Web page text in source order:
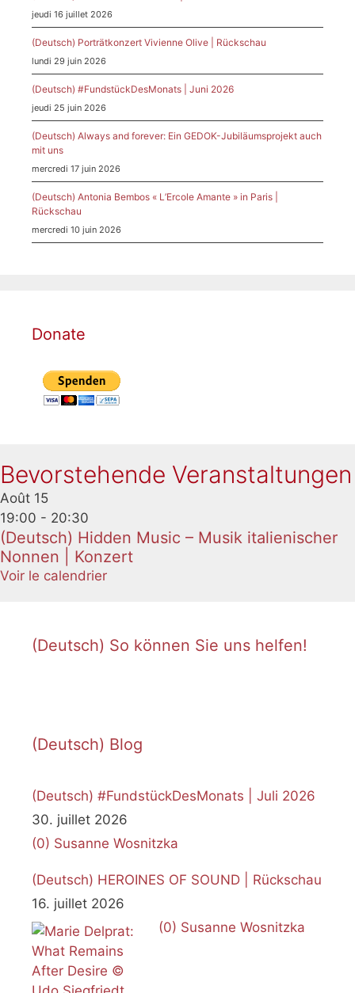
jeudi 16 juillet 2026
(Deutsch) Porträtkonzert Vivienne Olive | Rückschau
lundi 29 juin 2026
(Deutsch) #FundstückDesMonats | Juni 2026
jeudi 25 juin 2026
(Deutsch) Always and forever: Ein GEDOK-Jubiläumsprojekt auch
mit uns
mercredi 17 juin 2026
(Deutsch) Antonia Bembos « L’Ercole Amante » in Paris |
Rückschau
mercredi 10 juin 2026
Donate
Bevorstehende Veranstaltungen
Août 15
19:00 - 20:30
(Deutsch) Hidden Music – Musik italienischer
Nonnen | Konzert
Voir le calendrier
(Deutsch) So können Sie uns helfen!
(Deutsch) Blog
(Deutsch) #FundstückDesMonats | Juli 2026
30. juillet 2026
(0) Susanne Wosnitzka
(Deutsch) HEROINES OF SOUND | Rückschau
16. juillet 2026
(0) Susanne Wosnitzka